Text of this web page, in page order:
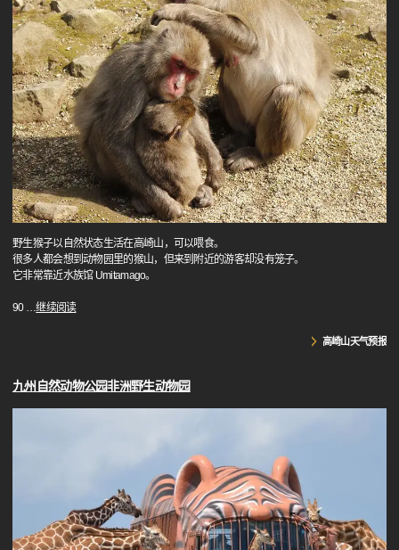
野生猴子以自然状态生活在高崎山，可以喂食。
很多人都会想到动物园里的猴山，但来到附近的游客却没有笼子。
它非常靠近水族馆 Umitamago。
90 …继续阅读
高崎山天气预报
九州自然动物公园非洲野生动物园